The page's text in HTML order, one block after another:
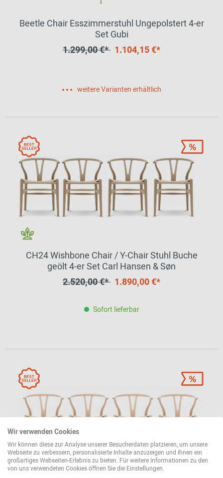
Beetle Chair Esszimmerstuhl Ungepolstert 4-er
Set Gubi
1.299,00 €* 1.104,15 €*
weitere Varianten erhältlich
CH24 Wishbone Chair / Y-Chair Stuhl Buche
geölt 4-er Set Carl Hansen & Søn
2.520,00 €* 1.890,00 €*
Sofort lieferbar
Wir verwenden Cookies
Wir können diese zur Analyse unserer Besucherdaten platzieren, um unsere
Webseite zu verbessern, personalisierte Inhalte anzuzeigen und Ihnen ein
großartiges Webseiten-Erlebnis zu bieten. Für weitere Informationen zu den
von uns verwendeten Cookies öffnen Sie die Einstellungen.